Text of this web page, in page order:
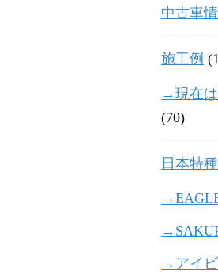
中古車
施工例
→現在
(70)
日本特
→アイ